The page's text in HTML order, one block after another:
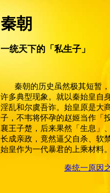
秦朝
一统天下的「私生子」
秦朝的历史虽然极其短暂
许多典型现象。就以秦始皇自
淫乱和尔虞吾诈。始皇原是大
子，不韦将怀孕的赵姬当作「
襄王子楚，后来果然「生息」
长成亲政，竟然逼父自杀、软
始皇作为一代暴君的上乘材料
秦统一原因